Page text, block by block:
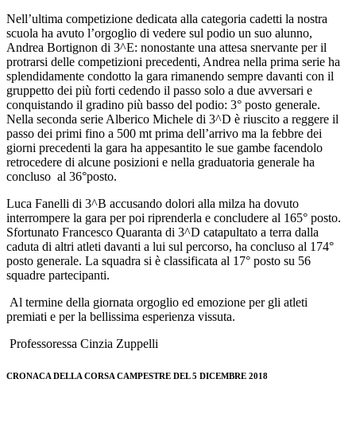
Nell’ultima competizione dedicata alla categoria cadetti la nostra
scuola ha avuto l’orgoglio di vedere sul podio un suo alunno,
Andrea Bortignon di 3^E: nonostante una attesa snervante per il
protrarsi delle competizioni precedenti, Andrea nella prima serie ha
splendidamente condotto la gara rimanendo sempre davanti con il
gruppetto dei più forti cedendo il passo solo a due avversari e
conquistando il gradino più basso del podio: 3° posto generale.
Nella seconda serie Alberico Michele di 3^D è riuscito a reggere il
passo dei primi fino a 500 mt prima dell’arrivo ma la febbre dei
giorni precedenti la gara ha appesantito le sue gambe facendolo
retrocedere di alcune posizioni e nella graduatoria generale ha
concluso al 36°posto.
Luca Fanelli di 3^B accusando dolori alla milza ha dovuto
interrompere la gara per poi riprenderla e concludere al 165° posto.
Sfortunato Francesco Quaranta di 3^D catapultato a terra dalla
caduta di altri atleti davanti a lui sul percorso, ha concluso al 174°
posto generale. La squadra si è classificata al 17° posto su 56
squadre partecipanti.
Al termine della giornata orgoglio ed emozione per gli atleti
premiati e per la bellissima esperienza vissuta.
Professoressa Cinzia Zuppelli
CRONACA DELLA CORSA CAMPESTRE DEL 5 DICEMBRE 2018